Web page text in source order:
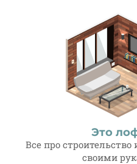
Это
Все про
своими